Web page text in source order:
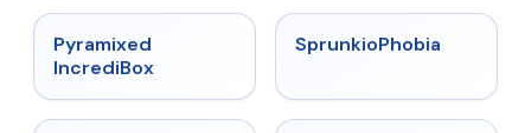
Pyramixed
IncrediBox
★
SprunkioPhobia